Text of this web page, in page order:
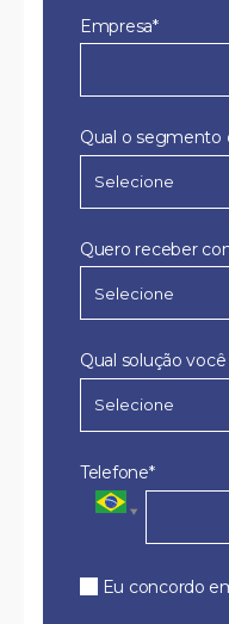
Empresa*
Qual o segmento
Quero receber
Qual solução
Telefone*
Eu concordo